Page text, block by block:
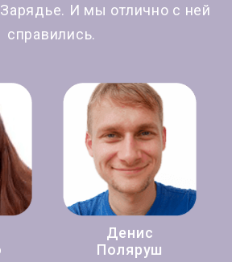
И мы отлично с ней
справились.
Денис
Поляруш